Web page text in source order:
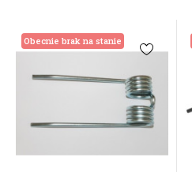
Obecnie brak na stanie